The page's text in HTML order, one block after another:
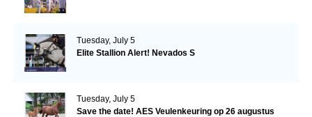
Tuesday, July 5
Elite Stallion Alert! Nevados S
Tuesday, July 5
Save the date! AES Veulenkeuring op 26 augustus